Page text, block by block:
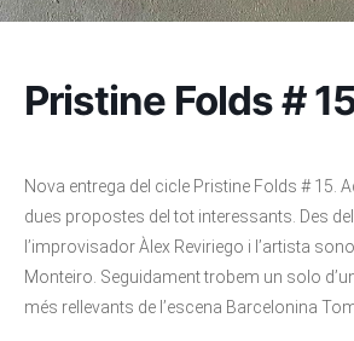
Pristine Folds #
Nova entrega del cicle Pristine Folds # 15.
dues propostes del tot interessants. Des
l’improvisador Àlex Reviriego i l’artista
Monteiro. Seguidament trobem un solo
més rellevants de l’escena Barcelonina